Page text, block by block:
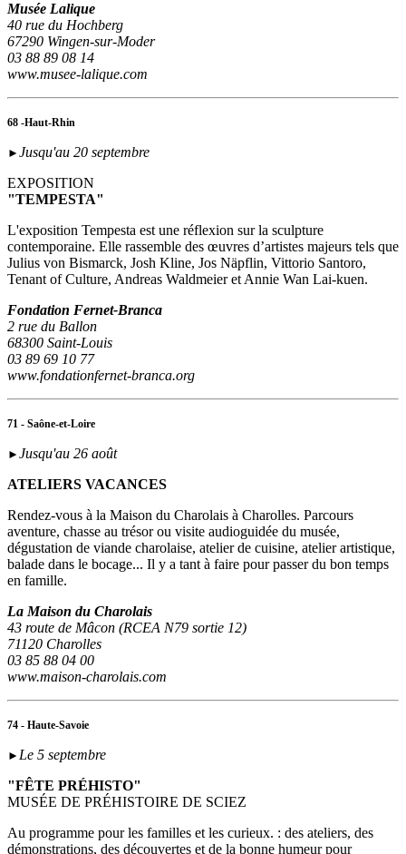
Musée Lalique
40 rue du Hochberg
67290 Wingen-sur-Moder
03 88 89 08 14
www.musee-lalique.com
68 -Haut-Rhin
► Jusqu'au 20 septembre
EXPOSITION
"TEMPESTA"
L'exposition Tempesta est une réflexion sur la sculpture
contemporaine. Elle rassemble des œuvres d’artistes majeurs tels que
Julius von Bismarck, Josh Kline, Jos Näpflin, Vittorio Santoro,
Tenant of Culture, Andreas Waldmeier et Annie Wan Lai-kuen.
Fondation Fernet-Branca
2 rue du Ballon
68300 Saint-Louis
03 89 69 10 77
www.fondationfernet-branca.org
71 - Saône-et-Loire
► Jusqu'au 26 août
ATELIERS VACANCES
Rendez-vous à la Maison du Charolais à Charolles. Parcours
aventure, chasse au trésor ou visite audioguidée du musée,
dégustation de viande charolaise, atelier de cuisine, atelier artistique,
balade dans le bocage... Il y a tant à faire pour passer du bon temps
en famille.
La Maison du Charolais
43 route de Mâcon (RCEA N79 sortie 12)
71120 Charolles
03 85 88 04 00
www.maison-charolais.com
74 - Haute-Savoie
► Le 5 septembre
"FÊTE PRÉHISTO"
MUSÉE DE PRÉHISTOIRE DE SCIEZ
Au programme pour les familles et les curieux. : des ateliers, des
démonstrations, des découvertes et de la bonne humeur pour